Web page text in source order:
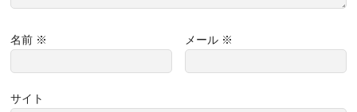
名前 ※ メール ※
サイト